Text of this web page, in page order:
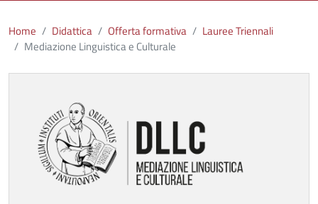
Home Didattica Offerta formativa
Lauree Triennali
Mediazione Linguistica e Culturale
Immagine